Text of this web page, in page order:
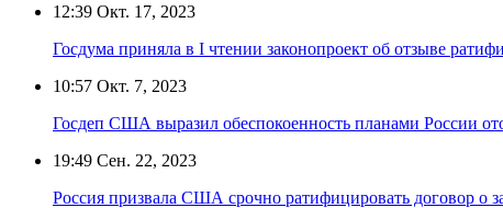
12:39 Окт. 17, 2023
Госдума приняла в I чтении законопроект об отзыве
10:57 Окт. 7, 2023
Госдеп США выразил обеспокоенность планами России
19:49 Сен. 22, 2023
Россия призвала США срочно ратифицировать договор о